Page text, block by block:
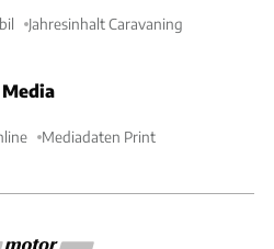
Jahresinhalt Caravaning
Media
Mediadaten Print